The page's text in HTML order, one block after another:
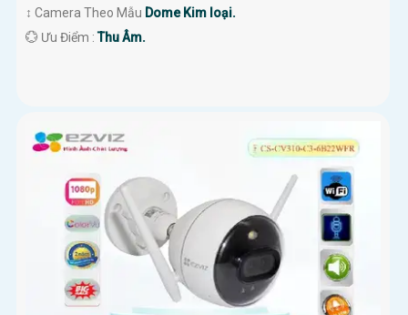
↕️ Camera Theo Mẫu Dome Kim loại.
️💮 Ưu Điểm :Thu Âm.